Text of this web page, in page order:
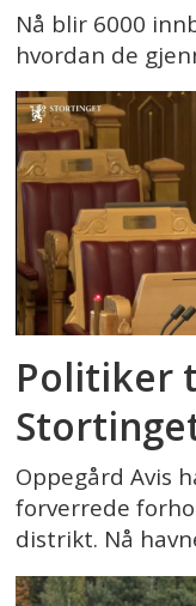
Nå blir 6000
hvordan de
Politiker
Oppegård Avis
forverrede
distrikt. Nå